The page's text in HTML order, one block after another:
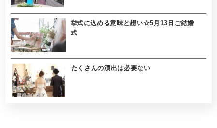
挙式に込める意味と想い☆5月13日ご結婚
式
たくさんの演出は必要ない